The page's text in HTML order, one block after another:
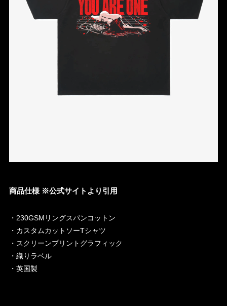
商品仕様 ※公式サイトより引用
・230GSMリングスパンコットン
・カスタムカットソーTシャツ
・スクリーンプリントグラフィック
・織りラベル
・英国製